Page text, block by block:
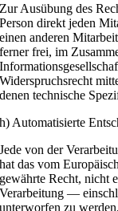
Zur Ausübung des
Person direkt jeden
einen anderen
ferner frei, im
Widerspruchsrecht
denen technische
h) Automatisierte
Jede von der
hat das vom
gewährte Recht, nicht
Verarbeitung —
unterworfen zu